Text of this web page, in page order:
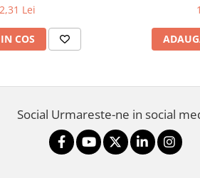
Lei
COS
Social Urmareste-ne in social